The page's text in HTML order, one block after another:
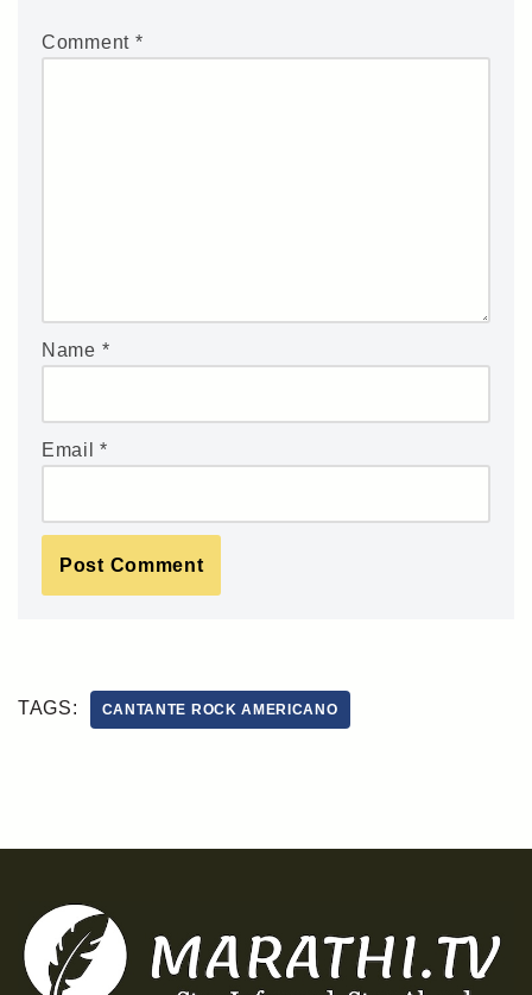
Comment *
Name *
Email*
TAGS: CANTANTE ROCK AMERICANO